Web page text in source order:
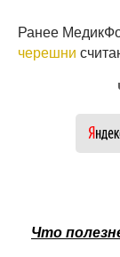
Ранее
черешни
Что